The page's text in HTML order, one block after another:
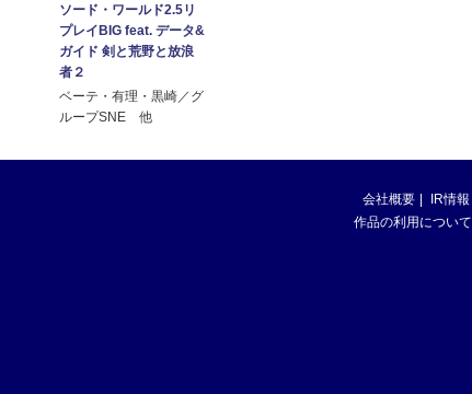
ソード・ワールド2.5リ
プレイBIG feat. データ&
ガイド 剣と荒野と放浪
者２
ベーテ・有理・黒崎／グ
ループSNE 他
会社概要 IR情報
作品の利用について